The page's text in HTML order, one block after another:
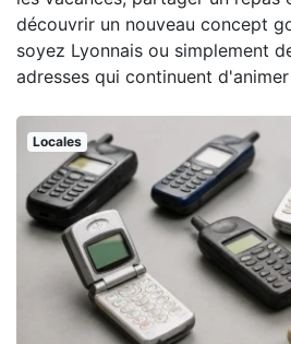
découvrir un nouveau concept
soyez Lyonnais ou simplement
adresses qui continuent
Locales